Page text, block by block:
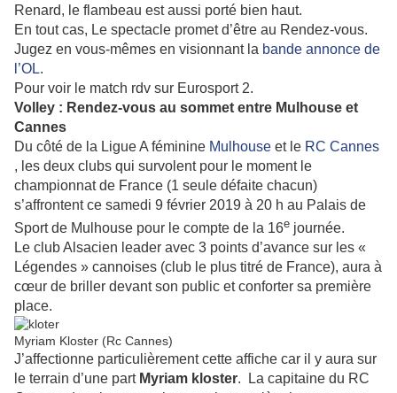
Renard, le flambeau est aussi porté bien haut.
En tout cas, Le spectacle promet d’être au Rendez-vous.
Jugez en vous-mêmes en visionnant la bande annonce de
l’OL.
Pour voir le match rdv sur Eurosport 2.
Volley : Rendez-vous au sommet entre Mu lhouse et
Cannes
Du côté de la Ligue A féminine Mulhouse et le RC Cannes
, les deux clubs qui survolent pour le moment le
championnat de France (1 seule défaite chacun)
s’affrontent ce samedi 9 février 2019 à 20 h au Palais de
Sport de Mulhouse pour le compte de la 16e journée.
Le club Alsacien leader avec 3 points d’avance sur les «
Légendes » cannoises (club le plus titré de France), aura à
cœur de briller devant son public et conforter sa première
place.
Myriam Kloster (Rc Cannes)
J’affectionne particulièrement cette affiche car il y aura sur
le terrain d’une partMyriam kloster. La capitaine du RC